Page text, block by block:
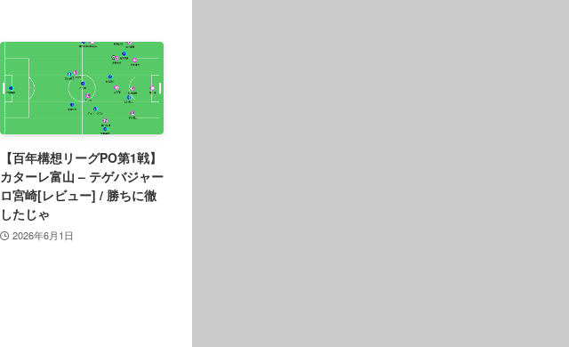
【百年構想リーグPO第1戦】
カターレ富山 – テゲバジャー
ロ宮崎[レビュー] / 勝ちに徹
したじゃ
2026年6月1日